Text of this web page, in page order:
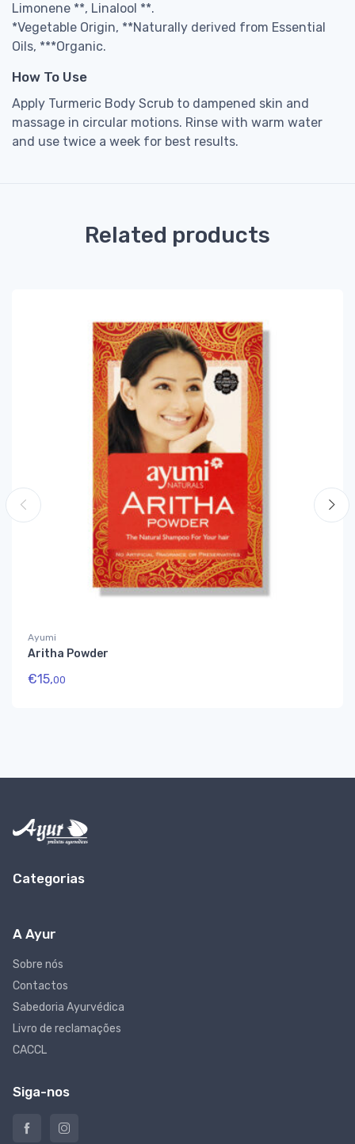
Limonene **, Linalool **.
*Vegetable Origin, **Naturally derived from Essential
Oils, ***Organic.
How To Use
Apply Turmeric Body Scrub to dampened skin and
massage in circular motions. Rinse with warm water
and use twice a week for best results.
Related products
Ayumi
Aritha Powder
€15,00
Categorias
A Ayur
Sobre nós
Contactos
Sabedoria Ayurvédica
Livro de reclamações
CACCL
Siga-nos